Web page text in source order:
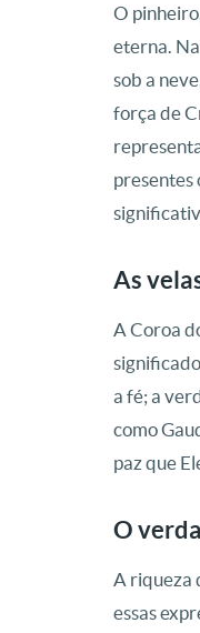
O
eterna.
sob a
força de
presentes
As
A Coroa
a fé; a
como
paz que
O
A riqueza
essas